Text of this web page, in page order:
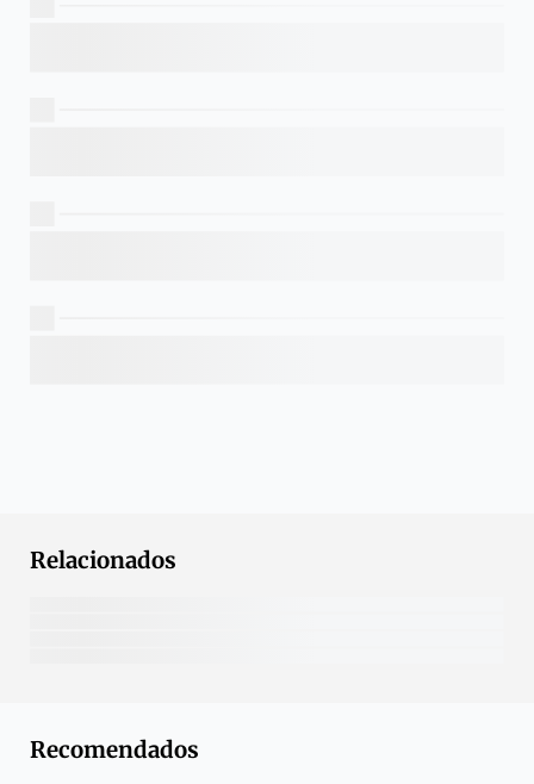
Relacionados
Recomendados